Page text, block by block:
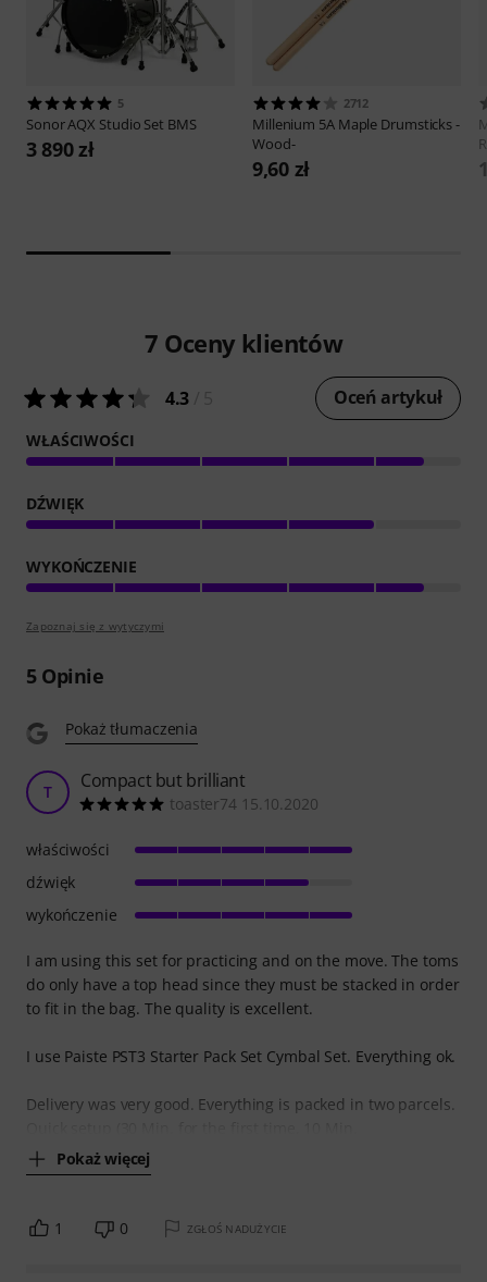
5
SonorAQX Studio Set BMS
3 890 zł
2712
Millenium 5A Maple Drumsticks -
Wood-
9,60 zł
7 Oceny klientów
4.3 Oceń artykuł
WŁAŚCIWOŚCI
DŹWIĘK
WYKOŃCZENIE
Zapoznaj się z wytyczymi
5Opinie
Pokaż tłumaczenia
T Compact but brilliant
toaster74 15.10.2020
I am using this set for practicing and on the move. The toms
do only have a top head since they must be stacked in order
to fit in the bag. The quality is excellent.
I use Paiste PST3 Starter Pack Set Cymbal Set. Everything ok.
Delivery was very good. Everything is packed in two parcels.
Pokaż więcej
właściwości
dźwięk
wykończenie
1 0 ZGŁOŚ NADUŻYCIE